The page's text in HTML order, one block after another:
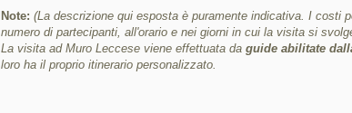
Note: (La descrizione qui esposta è puramente indicativa. I costi
numero di partecipanti, all'orario e nei giorni in cui la visita si
La visita ad Muro Leccese viene effettuata da guide abilitate
loro ha il proprio itinerario personalizzato.